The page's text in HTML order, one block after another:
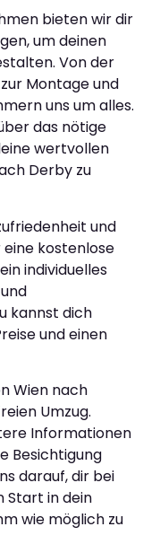
bieten wir dir
um deinen
Von der
Montage und
uns um alles.
das nötige
wertvollen
Derby zu
und
kostenlose
individuelles
kannst dich
und einen
Wien nach
Umzug.
Informationen
Besichtigung
darauf, dir bei
Start in dein
wie möglich zu